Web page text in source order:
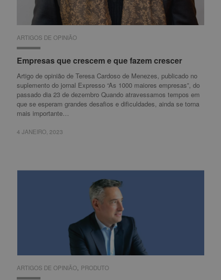
ARTIGOS DE OPINIÃO
Empresas que crescem e que fazem crescer
Artigo de opinião de Teresa Cardoso de Menezes, publicado no
suplemento do jornal Expresso “As 1000 maiores empresas”, do
passado dia 23 de dezembro Quando atravessamos tempos em
que se esperam grandes desafios e dificuldades, ainda se torna
mais importante…
4 JANEIRO, 2023
ARTIGOS DE OPINIÃO
Empresas que crescem e que fazem crescer
4 JANEIRO, 2023
ARTIGOS DE OPINIÃO, PRODUTO
ARTIGOS DE OPINIÃO PRODUTO